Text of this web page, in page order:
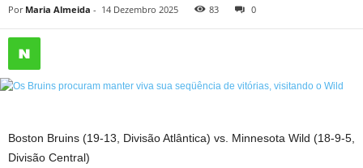
Por Maria Almeida - 14 Dezembro 2025 83 0
Boston Bruins (19-13, Divisão Atlântica) vs. Minnesota Wild (18-9-5,
Divisão Central)